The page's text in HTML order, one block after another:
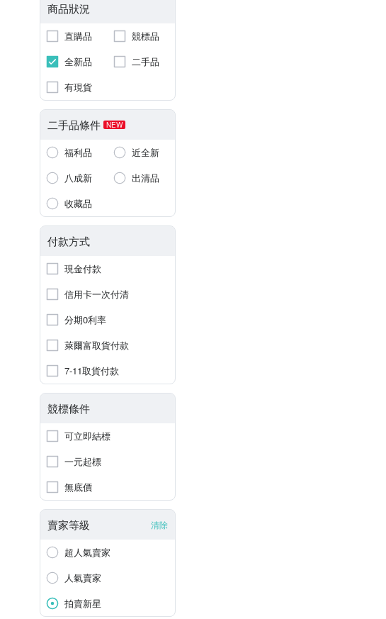
商品狀況
直購品
競標品
全新品
二手品
有現貨
二手品條件 NEW
福利品
近全新
八成新
出清品
收藏品
付款方式
現金付款
信用卡一次付清
分期0利率
萊爾富取貨付款
7-11取貨付款
競標條件
可立即結標
一元起標
無底價
賣家等級 清除
超人氣賣家
人氣賣家
拍賣新星